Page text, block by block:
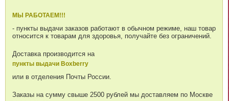
МЫ РАБОТАЕМ!!!
- пункты выдачи заказов работают в обычном режиме, наш товар
относится к товарам для здоровья, получайте без ограничений.
Доставка производится на
пункты выдачи Boxberry
или в отделения Почты России.
Заказы на сумму свыше 2500 рублей мы доставляем по Москве